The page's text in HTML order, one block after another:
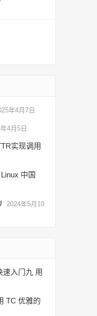
年4月7日
4月5日
实现调用
中国
2024年5月10
速入门九 用
TC 优雅的